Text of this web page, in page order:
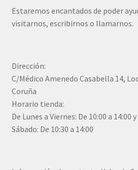
Estaremos encantados de poder
visitarnos, escribirnos o llamarnos.
Dirección:
C/Médico Amenedo Casabella 14,
Coruña
Horario tienda:
De Lunes a Viernes: De 10:00 a 14:00
Sábado: De 10:30 a 14:00